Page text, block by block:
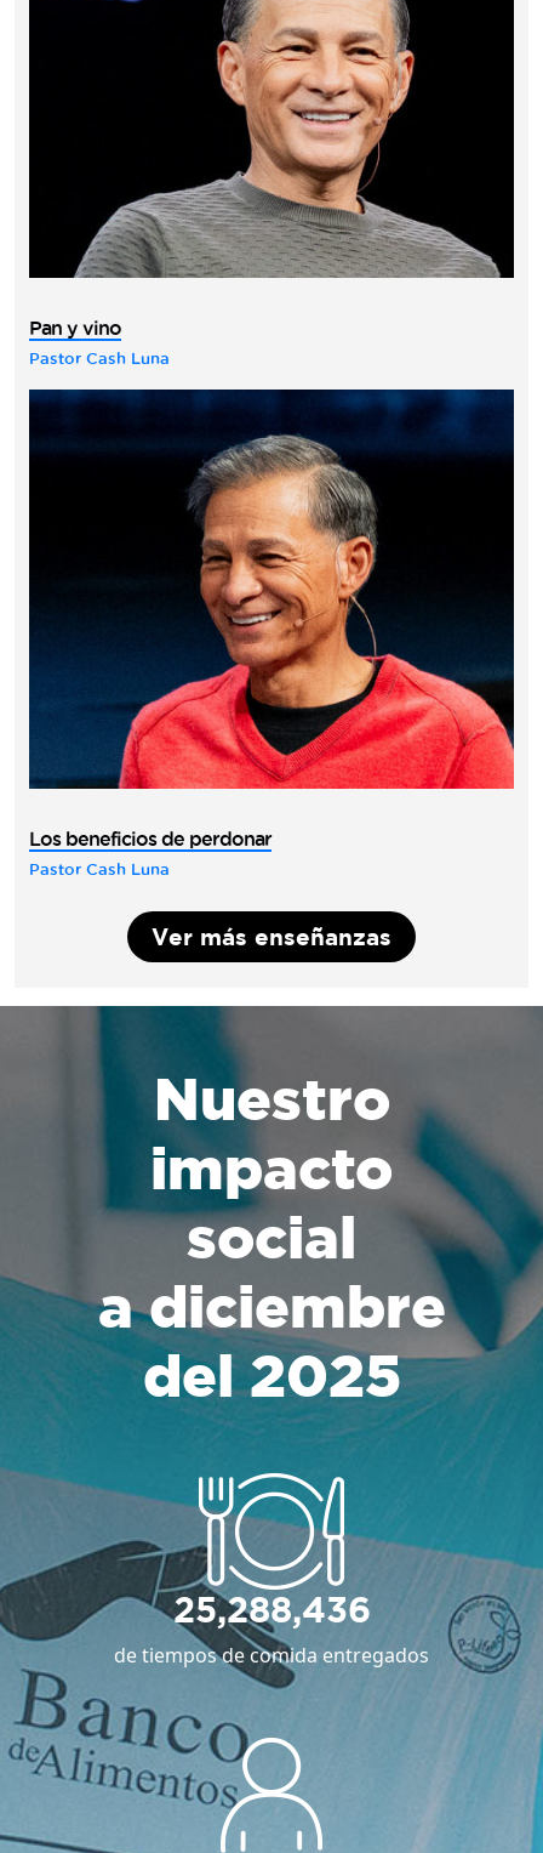
Pan y vino
Pastor Cash Luna
Los beneficios de perdonar
Pastor Cash Luna
Ver más enseñanzas
Nuestro
impacto
social
a diciembre
del 2025
25,288,436
de tiempos de comida entregados